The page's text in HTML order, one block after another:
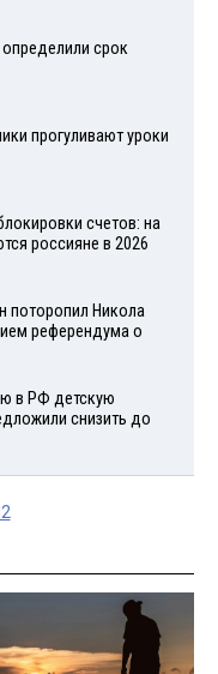
срок
прогуливают уроки
счетов: на
россияне в 2026
поторопил Никола
референдума о
в РФ детскую
снизить до